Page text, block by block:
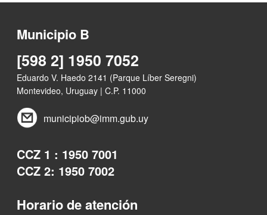
Municipio B
[598 2] 1950 7052
Eduardo V. Haedo 2141 (Parque Líber Seregni)
Montevideo, Uruguay | C.P. 11000
municipiob@imm.gub.uy
CCZ 1 : 1950 7001
CCZ 2: 1950 7002
Horario de atención